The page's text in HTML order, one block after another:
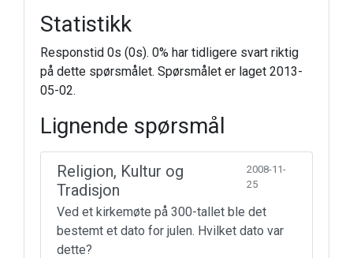
Statistikk
Responstid 0s (0s). 0% har tidligere svart riktig
på dette spørsmålet. Spørsmålet er laget 2013-
05-02.
Lignende spørsmål
Religion, Kultur og
Tradisjon
2008-11-
25
Ved et kirkemøte på 300-tallet ble det
bestemt et dato for julen. Hvilket dato var
dette?